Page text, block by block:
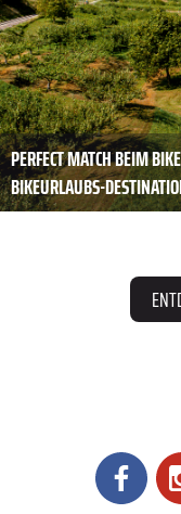
PERFECT MATCH BEIM
BIKEURLAUBS-